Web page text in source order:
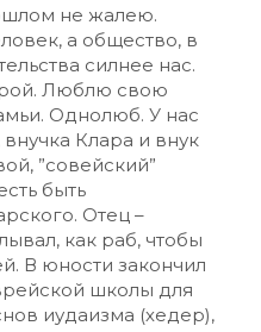
не жалею.
а общество, в
силнее нас.
Люблю свою
Однолюб. У нас
Клара и внук
”совейский”
быть
Отец –
как раб, чтобы
В юности закончил
школы для
иудаизма (хедер),